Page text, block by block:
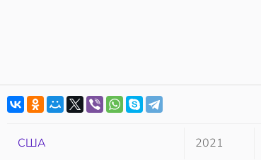
США 2021